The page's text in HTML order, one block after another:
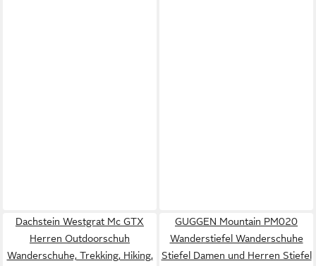
Dachstein Westgrat Mc GTX
Herren Outdoorschuh
Wanderschuhe, Trekking, Hiking,
GUGGEN Mountain PM020
Wanderstiefel Wanderschuhe
Stiefel Damen und Herren Stiefel